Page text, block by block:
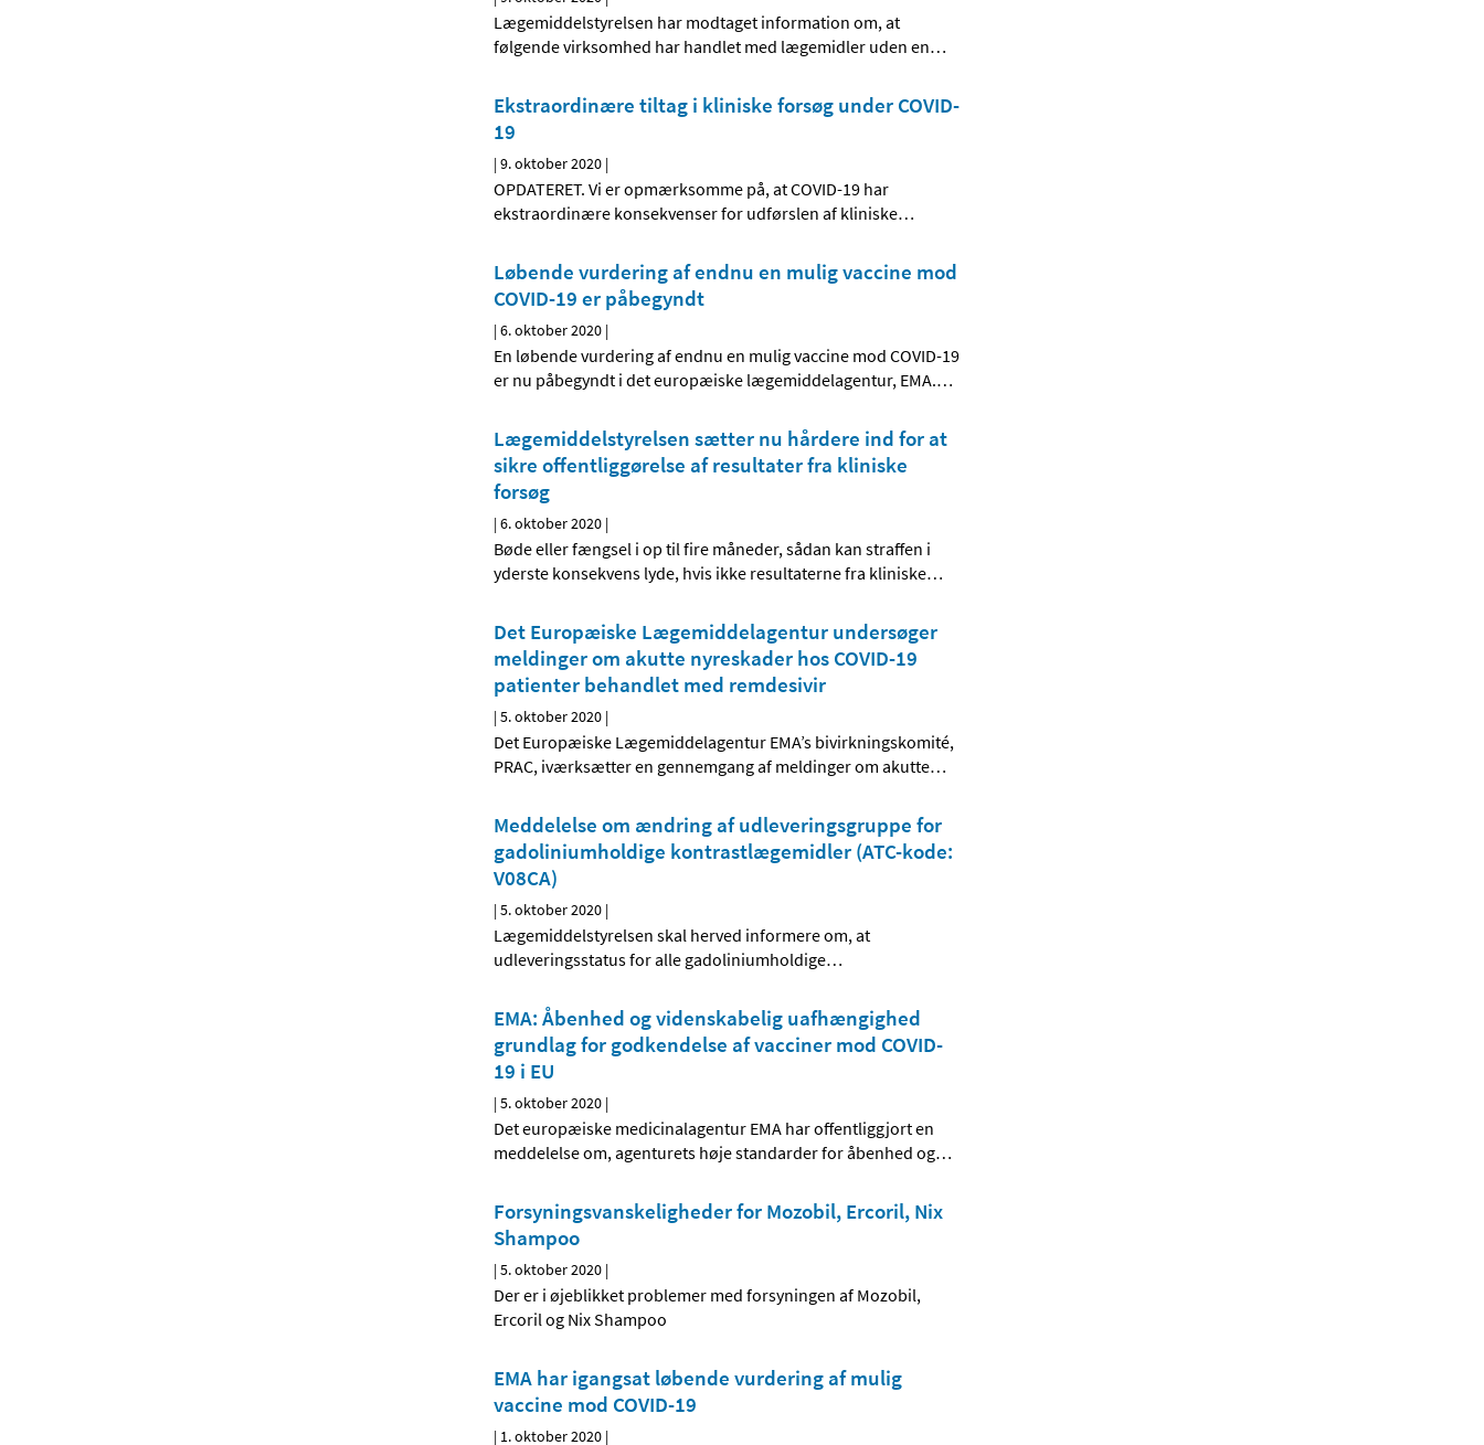
Lægemiddelstyrelsen har modtaget information om, at
følgende virksomhed har handlet med lægemidler uden en…
Ekstraordinære tiltag i kliniske forsøg under COVID-
19
|9. oktober 2020 |
OPDATERET. Vi er opmærksomme på, at COVID-19 har
ekstraordinære konsekvenser for udførslen af kliniske…
Løbende vurdering af endnu en mulig vaccine mod
COVID-19 er påbegyndt
|6. oktober 2020 |
En løbende vurdering af endnu en mulig vaccine mod COVID-19
er nu påbegyndt i det europæiske lægemiddelagentur, EMA.…
Lægemiddelstyrelsen sætter nu hårdere ind for at
sikre offentliggørelse af resultater fra kliniske
forsøg
|6. oktober 2020 |
Bøde eller fængsel i op til fire måneder, sådan kan straffen i
yderste konsekvens lyde, hvis ikke resultaterne fra kliniske…
Det Europæiske Lægemiddelagentur undersøger
meldinger om akutte nyreskader hos COVID-19
patienter behandlet med remdesivir
|5. oktober 2020 |
Det Europæiske Lægemiddelagentur EMA’s bivirkningskomité,
PRAC, iværksætter en gennemgang af meldinger om akutte…
Meddelelse om ændring af udleveringsgruppe for
gadoliniumholdige kontrastlægemidler (ATC-kode:
V08CA)
|5. oktober 2020 |
Lægemiddelstyrelsen skal herved informere om, at
udleveringsstatus for alle gadoliniumholdige…
EMA: Åbenhed og videnskabelig uafhængighed
grundlag for godkendelse af vacciner mod COVID-
19 i EU
|5. oktober 2020 |
Det europæiske medicinalagentur EMA har offentliggjort en
meddelelse om, agenturets høje standarder for åbenhed og…
Forsyningsvanskeligheder for Mozobil, Ercoril, Nix
Shampoo
|5. oktober 2020 |
Der er i øjeblikket problemer med forsyningen af Mozobil,
Ercoril og Nix Shampoo
EMA har igangsat løbende vurdering af mulig
vaccine mod COVID-19
| 1. oktober 2020 |